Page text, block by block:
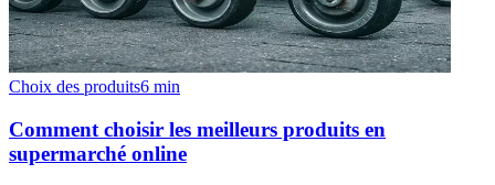
Choix des produits6 min
Comment choisir les meilleurs produits en
supermarché online